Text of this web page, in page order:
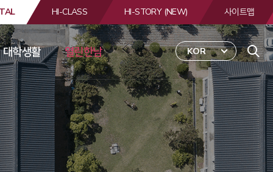
합
검
색
HI-CLASS HI-STORY (NEW) 사이트맵
KOR
대학생활 열린한남